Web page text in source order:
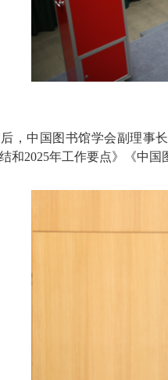
，中国图书馆学会副理事
和2025年工作要点》《中